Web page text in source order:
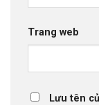
Trang web
Lưu tên